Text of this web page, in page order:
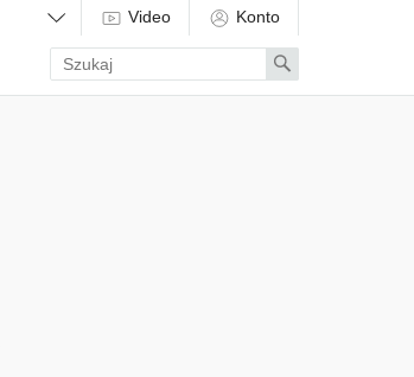
Video Konto
Enter
search
term
Search